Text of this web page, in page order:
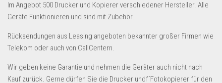
Sport & Freizeit
Wohnen & Einrichten
Im Angebot 500 Drucker und Kopierer verschiedener Hersteller. Alle
Geräte Funktionieren und sind mit Zubehör.
Rücksendungen aus Leasing angeboten bekannter großer Firmen wie
Telekom oder auch von CallCentern.
Wir geben keine Garantie und nehmen die Geräter auch nicht nach
Kauf zurück. Gerne dürfen Sie die Drucker undf´Fotokopierer für den